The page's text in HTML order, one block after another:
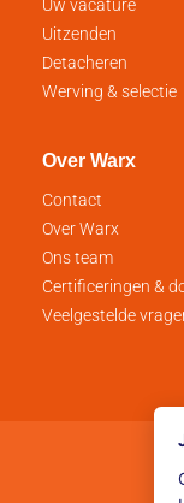
Uw vacature
Uitzenden
Detacheren
Werving & selectie
Over Warx
Contact
Over Warx
Ons team
Certificeringen &
Veelgestelde